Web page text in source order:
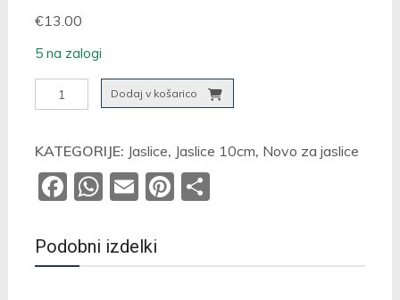
€13.00
5 na zalogi
Čebelar
10cm
Dodaj v košarico
KATEGORIJE: Jaslice, Jaslice 10cm, Novo za jaslice
Facebook
WhatsApp
EmailPinterest
Share
Podobni izdelki